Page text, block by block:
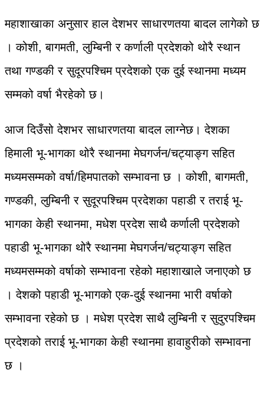
महाशाखाका अनुसार हाल देशभर साधारणतया बादल लागेको छ
। कोशी, बागमती, लुम्बिनी र कर्णाली प्रदेशको थोरै स्थान
तथा गण्डकी र सुदूरपश्चिम प्रदेशको एक दुई स्थानमा मध्यम
सम्मको वर्षा भैरहेको छ।
आज दिउँसो देशभर साधारणतया बादल लाग्नेछ। देशका
हिमाली भू-भागका थोरै स्थानमा मेघगर्जन/चट्याङ्ग सहित
मध्यमसम्मको वर्षा/हिमपातको सम्भावना छ । कोशी, बागमती,
गण्डकी, लुम्बिनी र सुदूरपश्चिम प्रदेशका पहाडी र तराई भू-
भागका केही स्थानमा, मधेश प्रदेश साथै कर्णाली प्रदेशको
पहाडी भू-भागका थोरै स्थानमा मेघगर्जन/चट्याङ्ग सहित
मध्यमसम्मको वर्षाको सम्भावना रहेको महाशाखाले जनाएको छ
। देशको पहाडी भू-भागको एक-दुई स्थानमा भारी वर्षाको
सम्भावना रहेको छ । मधेश प्रदेश साथै लुम्बिनी र सुदुरपश्चिम
प्रदेशको तराई भू-भागका केही स्थानमा हावाहुरीको सम्भावना
छ ।